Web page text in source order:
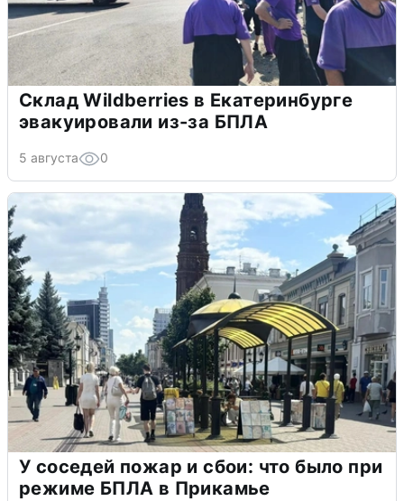
Склад Wildberries в Екатеринбурге
эвакуировали из-за БПЛА
5 августа 0
У соседей пожар и сбои: что было при
режиме БПЛА в Прикамье